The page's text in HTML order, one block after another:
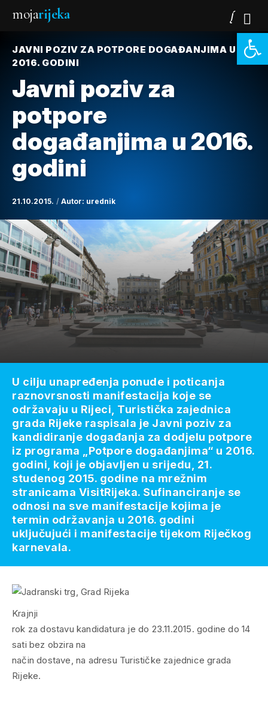
mojarijeka
JAVNI POZIV ZA POTPORE DOGAĐANJIMA U
2016. GODINI
Javni poziv za
potpore
događanjima u 2016.
godini
21.10.2015. Autor: urednik
Krajnji
rok za dostavu kandidatura je do 23.11.2015. godine do 14
sati bez obzira na
način dostave, na adresu Turističke zajednice grada
Rijeke.
U cilju unapređenja ponude i poticanja
raznovrsnosti manifestacija koje se
održavaju u Rijeci, Turistička zajednica
grada Rijeke raspisala je Javni poziv za
kandidiranje događanja za dodjelu potpore
iz programa „Potpore događanjima“ u 2016.
godini, koji je objavljen u srijedu, 21.
studenog 2015. godine na mrežnim
stranicama VisitRijeka. Sufinanciranje se
odnosi na sve manifestacije kojima je
termin održavanja u 2016. godini
uključujući i manifestacije tijekom Riječkog
karnevala.